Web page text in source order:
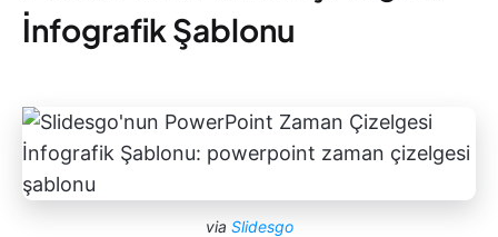
İnfografik Şablonu
via Slidesgo